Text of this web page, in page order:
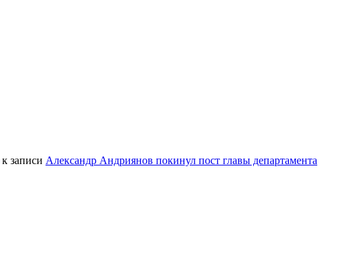
к записи Александр Андриянов покинул пост главы департамента